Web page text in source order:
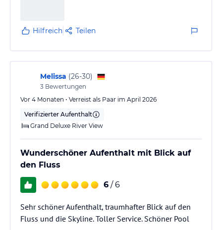
Hilfreich Teilen
Melissa (26-30)
3 Bewertungen
Vor 4 Monaten • Verreist als Paar im April 2026
Verifizierter Aufenthalt
Grand Deluxe River View
Wunderschöner Aufenthalt mit Blick auf
den Fluss
6 / 6
Sehr schöner Aufenthalt, traumhafter Blick auf den
Fluss und die Skyline. Toller Service. Schöner Pool